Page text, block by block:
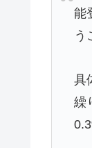
能
う
具
繰